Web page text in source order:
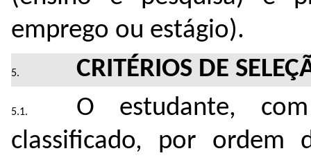
emprego ou estágio).
CRITÉRIOS DE
O estudante,
classificado, por ordem